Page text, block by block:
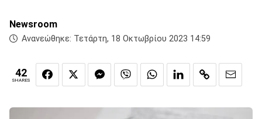
Newsroom
Ανανεώθηκε: Τετάρτη, 18 Οκτωβρίου 2023 14:59
42
SHARES